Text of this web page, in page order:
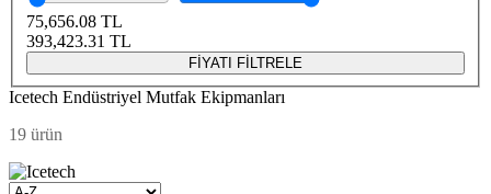
75,656.08 TL
393,423.31 TL
FİYATI FİLTRELE
Icetech Endüstriyel Mutfak Ekipmanları
19 ürün